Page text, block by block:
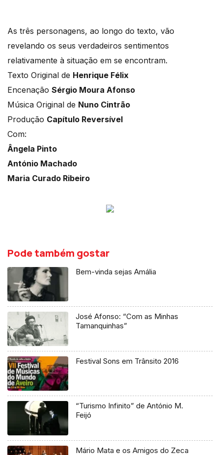
As três personagens, ao longo do texto, vão
revelando os seus verdadeiros sentimentos
relativamente à situação em se encontram.
Texto Original de Henrique Félix
Encenação Sérgio Moura Afonso
Música Original de Nuno Cintrão
Produção Capítulo Reversível
Com:
Ângela Pinto
António Machado
Maria Curado Ribeiro
Pode também gostar
Bem-vinda sejas Amália
José Afonso: “Com as Minhas
Tamanquinhas”
Festival Sons em Trânsito 2016
“Turismo Infinito” de António M.
Feijó
Mário Mata e os Amigos do Zeca